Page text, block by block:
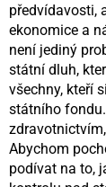
předvídavosti,
ekonomice a
není jediný
státní dluh,
všechny, kteří
státního
Abychom
podívat na to,